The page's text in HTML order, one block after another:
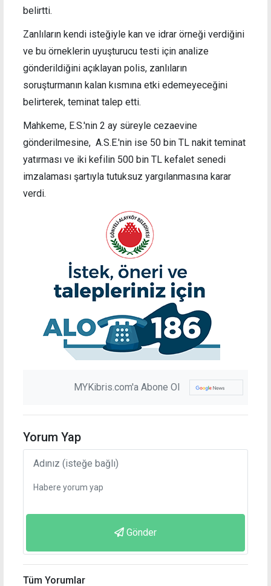
belirtti.
Zanlıların kendi isteğiyle kan ve idrar örneği verdiğini
ve bu örneklerin uyuşturucu testi için analize
gönderildiğini açıklayan polis, zanlıların
soruşturmanın kalan kısmına etki edemeyeceğini
belirterek, teminat talep etti.
Mahkeme, E.S.'nin 2 ay süreyle cezaevine
gönderilmesine, A.S.E.'nin ise 50 bin TL nakit teminat
yatırması ve iki kefilin 500 bin TL kefalet senedi
imzalaması şartıyla tutuksuz yargılanmasına karar
verdi.
MYKibris.com'a Abone Ol
Yorum Yap
Gönder
Tüm Yorumlar